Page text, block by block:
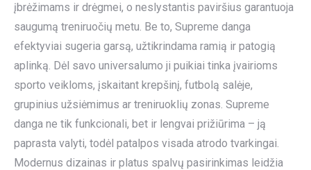
įbrėžimams ir drėgmei, o neslystantis paviršius garantuoja
saugumą treniruočių metu. Be to, Supreme danga
efektyviai sugeria garsą, užtikrindama ramią ir patogią
aplinką. Dėl savo universalumo ji puikiai tinka įvairioms
sporto veikloms, įskaitant krepšinį, futbolą salėje,
grupinius užsiėmimus ar treniruoklių zonas. Supreme
danga ne tik funkcionali, bet ir lengvai prižiūrima – ją
paprasta valyti, todėl patalpos visada atrodo tvarkingai.
Modernus dizainas ir platus spalvų pasirinkimas leidžia